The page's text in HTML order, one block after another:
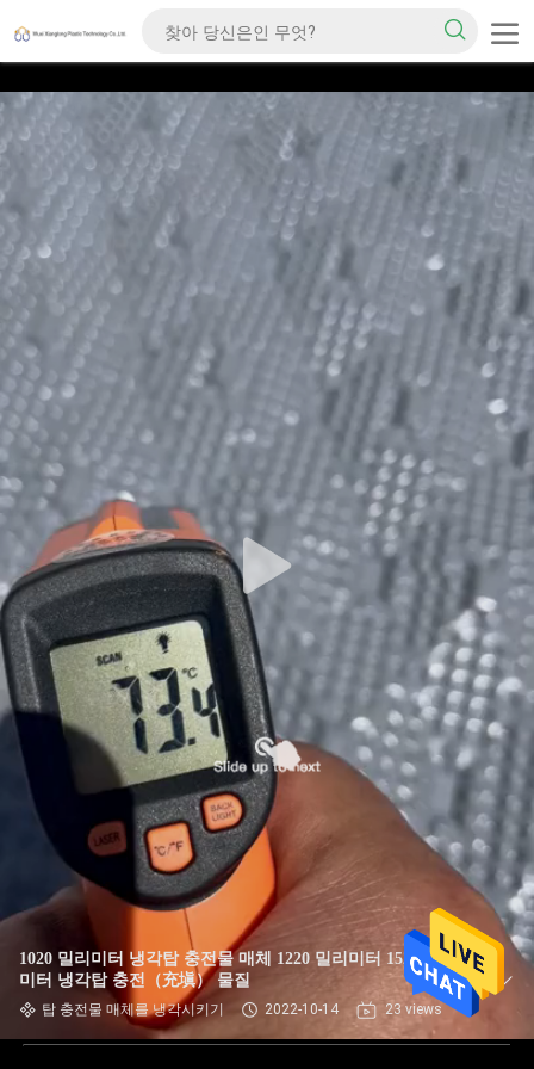
1020 밀리미터 냉각탑 충전물 매체 1220 밀리미터 1520 밀리
미터 냉각탑 충전（充塡） 물질
탑 충전물 매체를 냉각시키기 2022-10-14 23 views